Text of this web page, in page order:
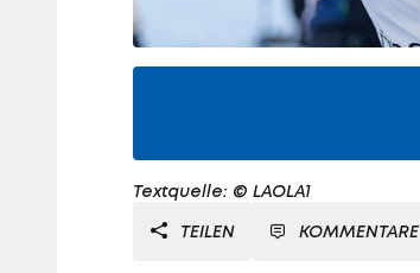
Textquelle: © LAOLA1
TEILEN
KOMMENTARE